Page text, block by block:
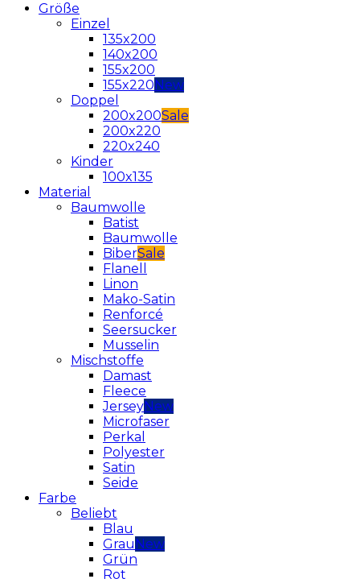
Größe
Einzel
135x200
140x200
155x200
155x220
Doppel
200x200
200x220
220x240
Kinder
100x135
Material
Baumwolle
Batist
Baumwolle
Biber
Flanell
Linon
Mako-Satin
Renforcé
Seersucker
Musselin
Mischstoffe
Damast
Fleece
Jersey
Microfaser
Perkal
Polyester
Satin
Seide
Farbe
Beliebt
Blau
Grau
Grün
Rot